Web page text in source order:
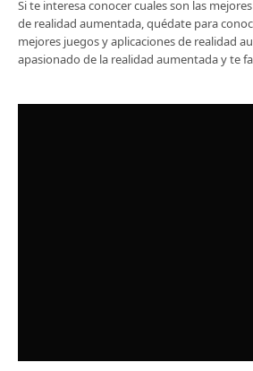
Si te interesa conocer cuales son las
de realidad aumentada, quédate para
mejores juegos y aplicaciones de realidad
apasionado de la realidad aumentada y te